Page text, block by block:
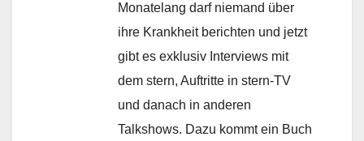
Monatelang darf niemand über
ihre Krankheit berichten und jetzt
gibt es exklusiv Interviews mit
dem stern, Auftritte in stern-TV
und danach in anderen
Talkshows. Dazu kommt ein Buch